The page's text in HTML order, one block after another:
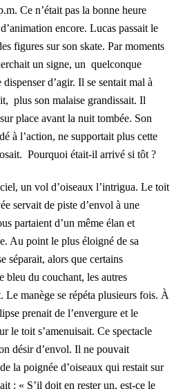
Ce n’était pas la bonne heure
encore. Lucas passait le
figures sur son skate. Par moments
un signe, un quelconque
d’agir. Il se sentait mal à
plus son malaise grandissait. Il
place avant la nuit tombée. Son
à l’action, ne supportait plus cette
Pourquoi était-il arrivé si tôt ?
un vol d’oiseaux l’intrigua. Le toit
servait de piste d’envol à une
partaient d’un même élan et
Au point le plus éloigné de sa
séparait, alors que certains
bleu du couchant, les autres
Le manège se répéta plusieurs fois. À
prenait de l’envergure et le
le toit s’amenuisait. Ce spectacle
désir d’envol. Il ne pouvait
la poignée d’oiseaux qui restait sur
: « S’il doit en rester un, est-ce le